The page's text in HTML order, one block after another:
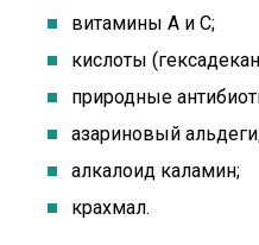
витамины А и С;
кислоты
природные
азариновый
алкалоид каламин;
крахмал.